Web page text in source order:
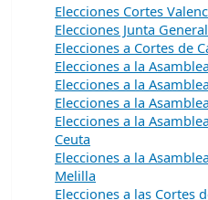
Elecciones Cortes
Elecciones Junta
Elecciones a Cortes de
Elecciones a la
Elecciones a la
Elecciones a la
Elecciones a la
Ceuta
Elecciones a la
Melilla
Elecciones a las Cortes